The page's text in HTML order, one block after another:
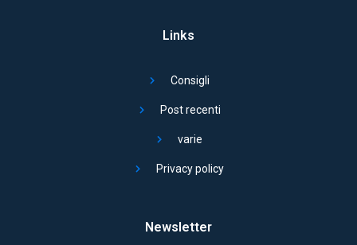
Links
Consigli
Post recenti
varie
Privacy policy
Newsletter